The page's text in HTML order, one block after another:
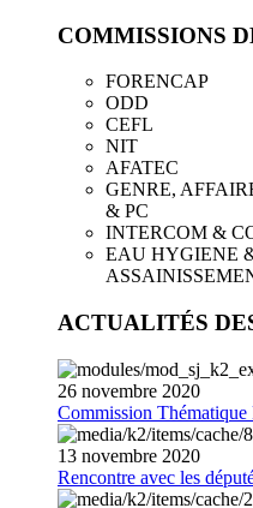
COMMISSIONS
FORENCAP
ODD
CEFL
NIT
AFATEC
GENRE,
& PC
INTERCOM &
EAU HYGIENE
ACTUALITÉS
26 novembre 2020
Commission Thématique
13 novembre 2020
Rencontre avec les